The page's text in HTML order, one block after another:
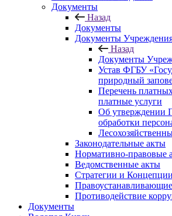
Документы
Назад
Документы
Документы
Назад
Документы
Устав ФГБУ
природный
Перечень
платные услуги
Об утверждении
обработки
Законодательные акты
Нормативно-правовые
Ведомственные акты
Стратегии и Концепции
Противодействие
Документы